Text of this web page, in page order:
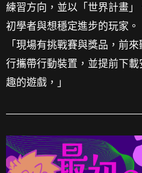
練習方向， 並以「世界計畫」
初學者與想穩定進步的玩家。
「現場有挑戰賽與獎品，前
行攜帶行動裝置，並提前下
趣的遊戲，」